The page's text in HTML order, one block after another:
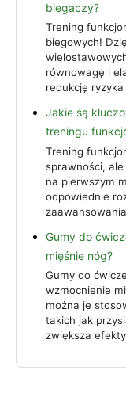
biegaczy?
Trening
biegowych!
równowagę i
redukcję
Jakie są
treningu
Trening
sprawności,
na pierwszym
odpowiednie
Gumy do
mięśnie nóg?
Gumy do
wzmocnienie
można je
takich jak
zwiększa